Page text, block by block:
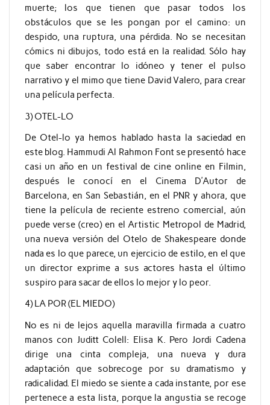
muerte; los que tienen que pasar todos los
obstáculos que se les pongan por el camino: un
despido, una ruptura, una pérdida. No se necesitan
cómics ni dibujos, todo está en la realidad. Sólo hay
que saber encontrar lo idóneo y tener el pulso
narrativo y el mimo que tiene David Valero, para crear
una película perfecta.
3) OTEL-LO
De Otel-lo ya hemos hablado hasta la saciedad en
este blog. Hammudi Al Rahmon Font se presentó hace
casi un año en un festival de cine online en Filmin,
después le conocí en el Cinema D’Autor de
Barcelona, en San Sebastián, en el PNR y ahora, que
tiene la película de reciente estreno comercial, aún
puede verse (creo) en el Artistic Metropol de Madrid,
una nueva versión del Otelo de Shakespeare donde
nada es lo que parece, un ejercicio de estilo, en el que
un director exprime a sus actores hasta el último
suspiro para sacar de ellos lo mejor y lo peor.
4) LA POR (EL MIEDO)
No es ni de lejos aquella maravilla firmada a cuatro
manos con Juditt Colell: Elisa K. Pero Jordi Cadena
dirige una cinta compleja, una nueva y dura
adaptación que sobrecoge por su dramatismo y
radicalidad. El miedo se siente a cada instante, por ese
pertenece a esta lista, porque la angustia se recoge